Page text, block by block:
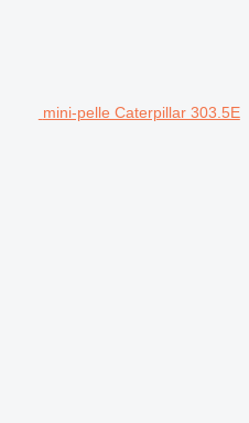
mini-pelle Caterpillar 303.5E